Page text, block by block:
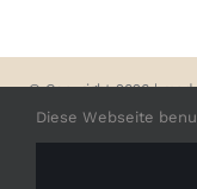
© Copyright 2026 |
Diese Webseite